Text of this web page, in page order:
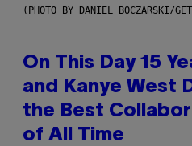
(PHOTO BY DANIEL BOCZARSKI/
On This Day 15
and Kanye West
the Best
of All Time